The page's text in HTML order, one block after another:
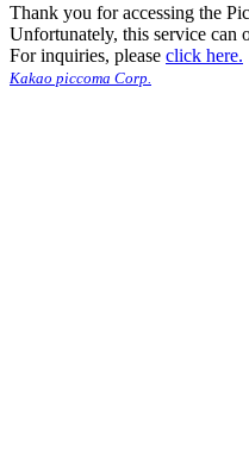
Thank you for accessing the
Unfortunately, this service can
For inquiries, please click here.
Kakao piccoma Corp.